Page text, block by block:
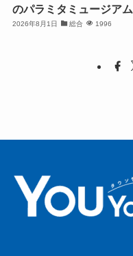
のパラミタミュージアム
2026年8月1日 総合 1996